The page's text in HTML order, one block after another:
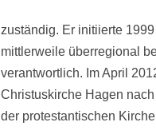
zuständig. Er initiierte
mittlerweile überregional
verantwortlich. Im April
Christuskirche Hagen
der protestantischen